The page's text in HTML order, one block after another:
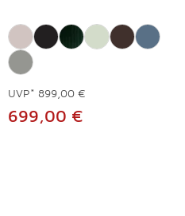
UVP* 899,00 €
699,00 €